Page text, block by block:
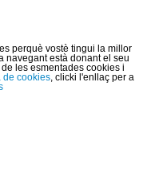
perquè vostè tingui la millor
navegant està donant el seu
les esmentades cookies i
de cookies, clicki l'enllaç per a